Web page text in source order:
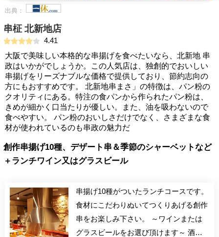
出典：
串柾 北新地店
4.41
大阪で美味しい本格的な串揚げを食べたいなら、北新地 串
政はいかがでしょうか。この人気店は、独創的でおいしい
串揚げをリーズナブルな価格で提供しており、節約志向の
方にもおすすめです。 北新地串まさ」の特徴は、パン粉の
クオリティにある。特注の食パンから作られたパン粉は、
きめが細かく口当たりが優しい。また、油を吸わないので
食べやすい。 パン粉のおいしさだけでなく、さまざまな食
材が使われているのも串政の魅力だ
創作串揚げ10種、デザート串＆季節のシャーベットなど
＋ランチワイン又はグラスビール
串揚げ10種がついたランチコースです。
食材にこだわりぬいてつくりあげる創作
串をお楽しみ下さい。 ～ワインまたは
グラスビールをお選び頂けます～ 酒類